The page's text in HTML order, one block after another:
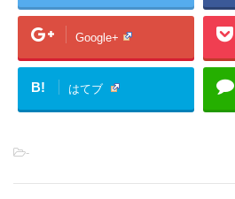
Google+
B! はてブ
-